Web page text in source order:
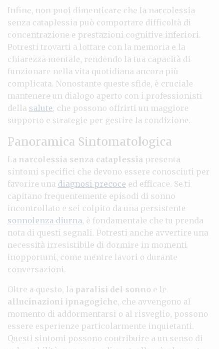
Infine, non puoi dimenticare che la narcolessia
senza cataplessia può comportare difficoltà di
concentrazione e prestazioni cognitive inferiori.
Potresti trovarti a lottare con la memoria e la
chiarezza mentale, rendendo la tua capacità di
funzionare nella vita quotidiana ancora più
complicata. Nonostante queste sfide, è cruciale
mantenere un dialogo aperto con i professionisti
della salute, che possono offrirti un maggiore
supporto e strategie per gestire la condizione.
Panoramica Sintomatologica
La narcolessia senza cataplessia presenta
sintomi specifici che devono essere conosciuti per
favorire una diagnosi precoce ed efficace. Se ti
capitano frequentemente episodi di sonno
incontrollato e sei colpito da una persistente
sonnolenza diurna, è fondamentale che tu prenda
nota di questi segnali. Potresti anche avvertire una
necessità irresistibile di dormire in momenti
inopportuni, come mentre lavori o durante
conversazioni.
Oltre a questo, la paralisi del sonno e le
allucinazioni ipnagogiche, che avvengono al
momento di addormentarsi o al risveglio, possono
essere esperienze particolarmente inquietanti.
Questi sintomi possono contribuire a un senso di